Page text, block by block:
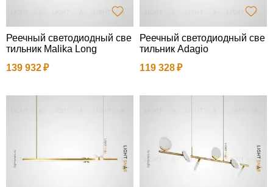
Реечный светодиодный све
тильник Malika Long
139 932
Реечный светодиодный све
тильник Adagio
119 328